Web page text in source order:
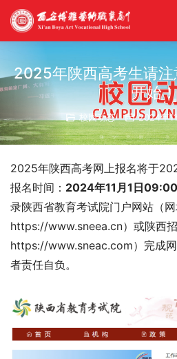
2025年陕西高考生请
开始！
校园动态 2024年
2025年陕西高考网上报名将于
报名时间： 2024年11月1日
录陕西省教育考试院门户网站（网
https://www.sneea.cn）或陕西招
https://www.sneac.com）完成
者责任自负。